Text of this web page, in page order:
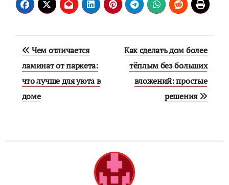
Навигация
по
записям
Чем отличается
ламинат от паркета:
что лучше для уюта в
доме
Как сделать дом более
тёплым без больших
вложений: простые
решения